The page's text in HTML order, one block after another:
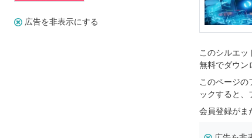
広告を非表示にする
このシルエッ
無料でダウン
このページの
ックすると、
会員登録がま